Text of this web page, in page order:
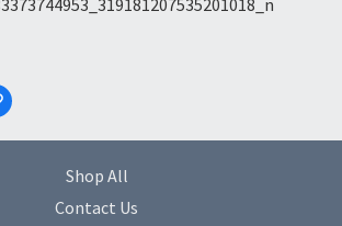
Shop All
Contact Us